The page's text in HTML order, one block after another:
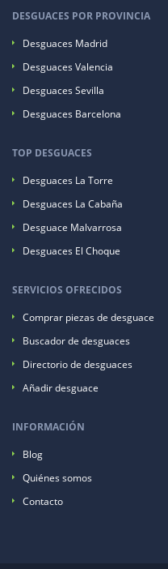
DESGUACES POR PROVINCIA
Desguaces Madrid
Desguaces Valencia
Desguaces Sevilla
Desguaces Barcelona
TOP DESGUACES
Desguaces La Torre
Desguaces La Cabaña
Desguace Malvarrosa
Desguaces El Choque
SERVICIOS OFRECIDOS
Comprar piezas de desguace
Buscador de desguaces
Directorio de desguaces
Añadir desguace
INFORMACIÓN
Blog
Quiénes somos
Contacto